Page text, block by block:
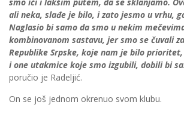
ali neka, slađe je bilo, i zato jesmo u vrhu,
Naglasio bi samo da smo u nekim
kombinovanom sastavu, jer smo se čuvali
Republike Srpske, koje nam je bilo
i one utakmice koje smo izgubili, dobili bi
poručio je Radeljić.
On se još jednom okrenuo svom klubu.